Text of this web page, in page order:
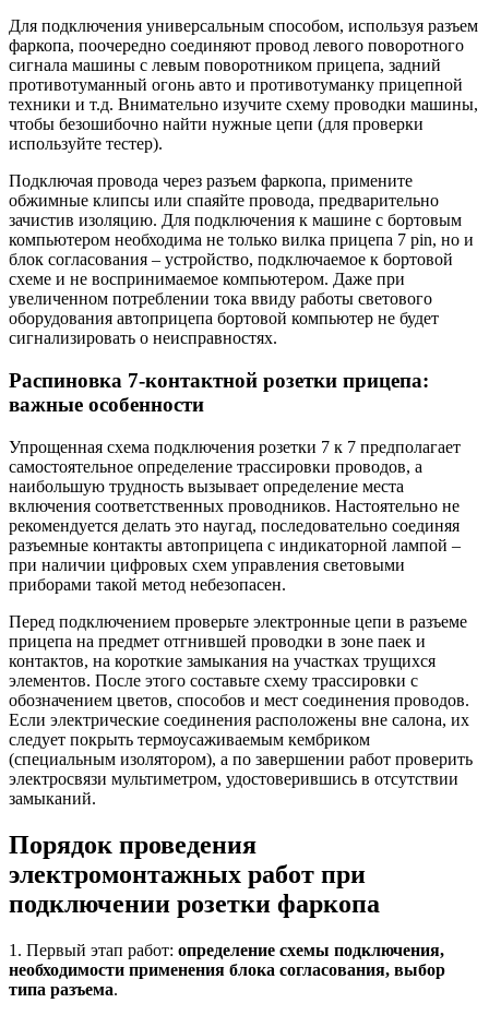
Для подключения универсальным способом, используя разъем
фаркопа, поочередно соединяют провод левого поворотного
сигнала машины с левым поворотником прицепа, задний
противотуманный огонь авто и противотуманку прицепной
техники и т.д. Внимательно изучите схему проводки машины,
чтобы безошибочно найти нужные цепи (для проверки
используйте тестер).
Подключая провода через разъем фаркопа, примените
обжимные клипсы или спаяйте провода, предварительно
зачистив изоляцию. Для подключения к машине с бортовым
компьютером необходима не только вилка прицепа 7 pin, но и
блок согласования – устройство, подключаемое к бортовой
схеме и не воспринимаемое компьютером. Даже при
увеличенном потреблении тока ввиду работы светового
оборудования автоприцепа бортовой компьютер не будет
сигнализировать о неисправностях.
Распиновка 7-контактной розетки прицепа:
важные особенности
Упрощенная схема подключения розетки 7 к 7 предполагает
самостоятельное определение трассировки проводов, а
наибольшую трудность вызывает определение места
включения соответственных проводников. Настоятельно не
рекомендуется делать это наугад, последовательно соединяя
разъемные контакты автоприцепа с индикаторной лампой –
при наличии цифровых схем управления световыми
приборами такой метод небезопасен.
Перед подключением проверьте электронные цепи в разъеме
прицепа на предмет отгнившей проводки в зоне паек и
контактов, на короткие замыкания на участках трущихся
элементов. После этого составьте схему трассировки с
обозначением цветов, способов и мест соединения проводов.
Если электрические соединения расположены вне салона, их
следует покрыть термоусаживаемым кембриком
(специальным изолятором), а по завершении работ проверить
электросвязи мультиметром, удостоверившись в отсутствии
замыканий.
Порядок проведения
электромонтажных работ при
подключении розетки фаркопа
1. Первый этап работ: определение схемы подключения,
необходимости применения блока согласования, выбор
типа разъема.